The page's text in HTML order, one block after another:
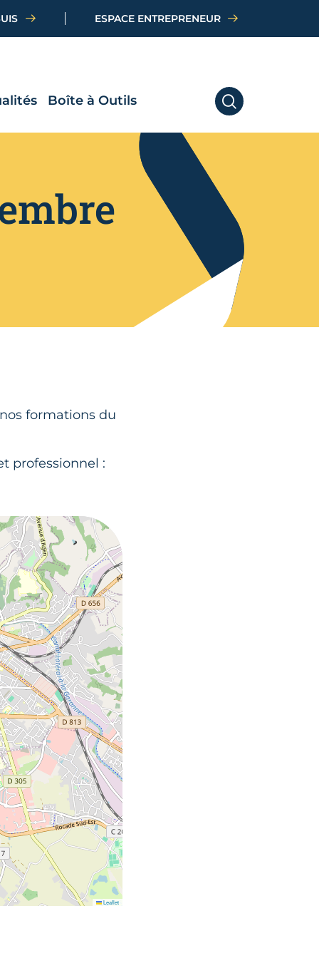
ESPACE ENTREPRENEUR
RECHERCHER
Boîte à Outils
formations du
professionnel :
Leaflet